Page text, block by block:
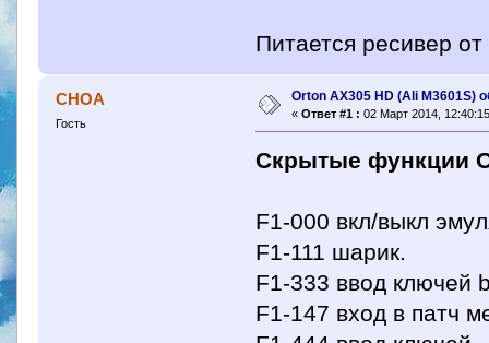
Питается ресивер
CHOA
Гость
Orton AX305 HD (Ali M3601S)
« Ответ #1 : 02 Март 2014,
Скрытые функции
F1-000 вкл/выкл
F1-111 шарик.
F1-333 ввод ключей
F1-147 вход в патч